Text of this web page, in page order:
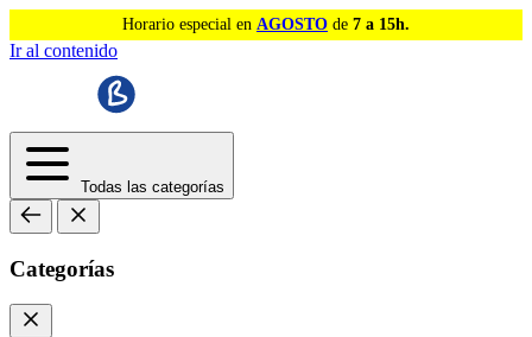
Horario especial en AGOSTO de 7 a 15h.
Ir al contenido
Todas las categorías
Categorías